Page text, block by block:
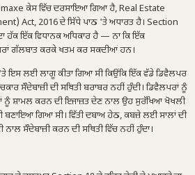
ਕੇਸ ਵਿੱਚ ਦਰਸਾਇਆ ਗਿਆ ਹੈ, Real Estate
Act, 2016 ਦੇ ਸਿੱਧੇ ਪਾਠ 'ਤੇ ਅਧਾਰਤ ਹੈ। Section
ਹੱਕ ਇੱਕ ਵਿਧਾਨਕ ਅਧਿਕਾਰ ਹੈ — ਨਾ ਕਿ ਇੱਕ
ਗੱਲਬਾਤ ਕਰਕੇ ਖਤਮ ਕਰ ਸਕਦੀਆਂ ਹਨ।
'ਤੇ ਇਸ ਲਈ ਲਾਗੂ ਕੀਤਾ ਗਿਆ ਸੀ ਕਿਉਂਕਿ ਇੱਕ ਵੱਡੇ ਡਿਵੈਲਪਰ
ਸੌਦੇਬਾਜ਼ੀ ਦੀ ਸਥਿਤੀ ਬਰਾਬਰ ਨਹੀਂ ਹੁੰਦੀ। ਡਿਵੈਲਪਰਾਂ ਨੂੰ
ਨੂੰ ਸ਼ਾਮਲ ਕਰਨ ਦੀ ਇਜਾਜ਼ਤ ਦੇਣ ਨਾਲ ਉਹ ਸੁਰੱਖਿਆ ਖੋਖਲੀ
ਬਣਾਇਆ ਗਿਆ ਸੀ। ਵਿੱਤੀ ਦਬਾਅ ਹੇਠ, ਕਬਜ਼ੇ ਲਈ ਸਾਲਾਂ ਦੀ
ਸੌਦੇਬਾਜ਼ੀ ਕਰਨ ਦੀ ਸਥਿਤੀ ਵਿੱਚ ਨਹੀਂ ਹੁੰਦਾ।